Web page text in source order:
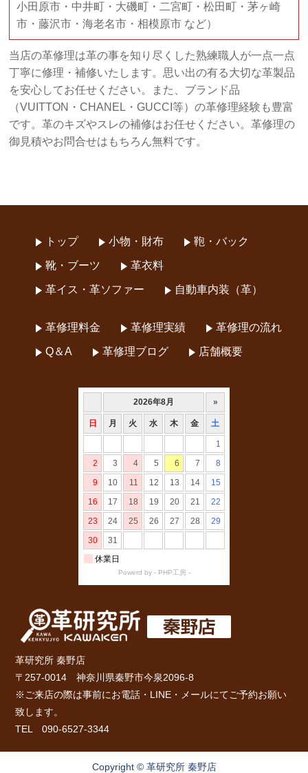
小田原市・中井町・大磯町・二宮町・松田町・茅ヶ崎
市・藤沢市・海老名市・相模原市 など）
当店の革修理は革の事を知り尽くした熟練職人が一点一点
丁寧に修理・補修いたします。思い出の有る大切な革製品
を安心してお任せください。また、ブランド品
（VUITTON・CHANEL・GUCCI等）の革修理経験も豊富
です。革のキズやスレの補修はお任せください。革修理の
御見積やお問合せはもちろん無料です。
トップ 小物・財布 鞄・バック
靴・ブーツ 革衣料
革イス・革ソファー 自動車内装（革）
革修理料金 革修理実績 革修理の流れ
Q＆A 革修理ブログ 店舗概要
革研究所 秦野店
〒257-0014 神奈川県秦野市今泉2096-8
※ご来店の際は事前にお電話・LINE・メールにてご予約お願い
致します。
TEL 090-6527-3344
Copyright © 革研究所 秦野店